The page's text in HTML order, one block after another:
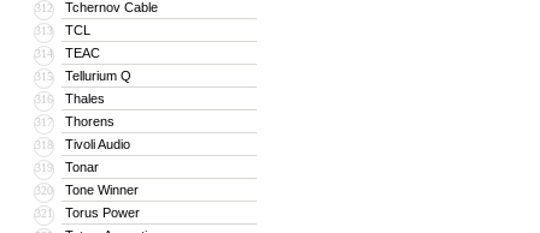
312 Tchernov Cable
313 TCL
314 TEAC
315 Tellurium Q
316 Thales
317 Thorens
318 Tivoli Audio
319 Tonar
320 Tone Winner
321 Torus Power